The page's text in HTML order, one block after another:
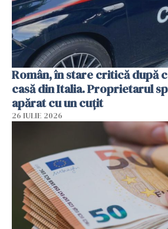
Român, în stare critică după
casă din Italia. Proprietarul
apărat cu un cuțit
26 IULIE 2026